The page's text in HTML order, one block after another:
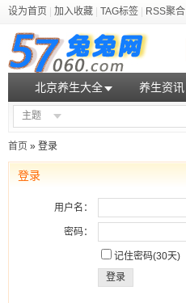
设为首页 加入收藏 TAG标签 RSS聚合
北京养生大全 养生资讯
主题
首页 » 登录
登录
用户名：
密码：
记住密码(30天)
登录